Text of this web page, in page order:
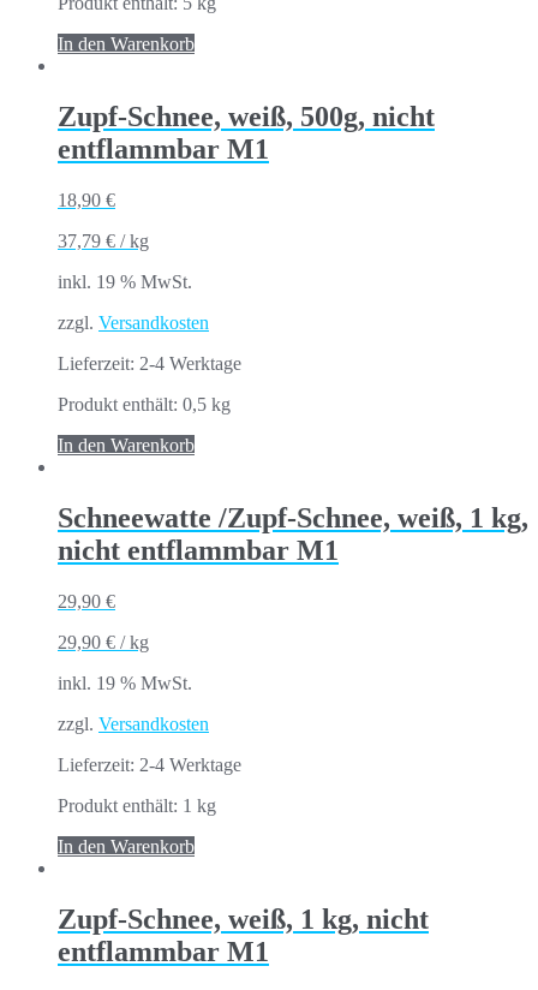
In den Warenkorb
Zupf-Schnee, weiß, 500g, nicht
entflammbar M1
18,90 €
37,79 € /kg
inkl. 19 % MwSt.
zzgl. Versandkosten
Lieferzeit: 2-4 Werktage
Produkt enthält: 0,5 kg
In den Warenkorb
Schneewatte /Zupf-Schnee, weiß, 1 kg,
nicht entflammbar M1
29,90 €
29,90 € /kg
inkl. 19 % MwSt.
zzgl. Versandkosten
Lieferzeit: 2-4 Werktage
Produkt enthält: 1 kg
In den Warenkorb
Zupf-Schnee, weiß, 1 kg, nicht
entflammbar M1